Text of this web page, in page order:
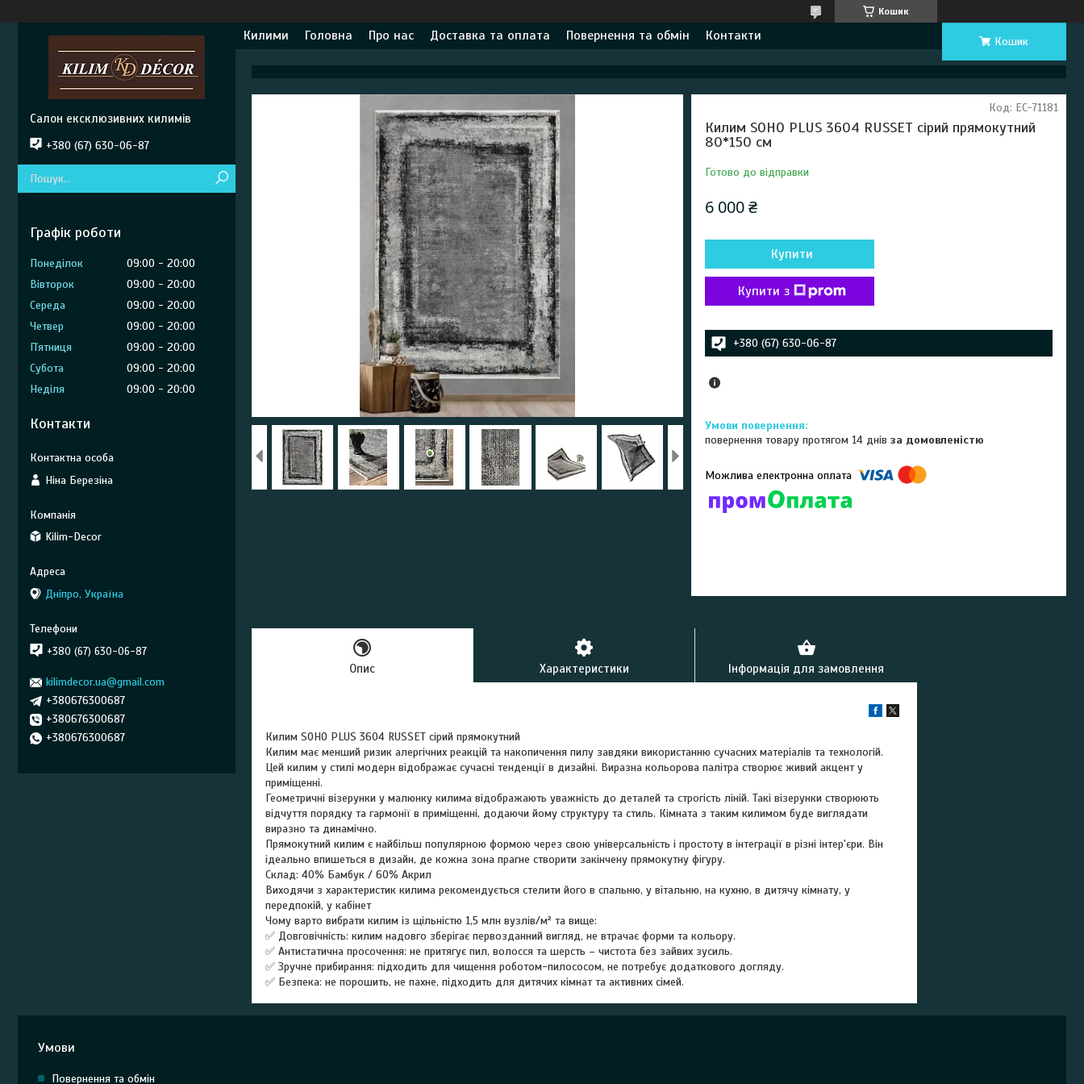
Кошик
Килими Головна Про нас Доставка та оплата Повернення та обмін Контакти Кошик
Килим SOHO PLUS 3604 RUSSET сірий прямокутний
80*150 см
Готово до відправки
Код: EC-71181
6 000 ₴
Купити
Купити з
+380 (67) 630-06-87
повернення товару протягом 14 днівза домовленістю
Опис Характеристики Інформація для замовлення
Килим SOHO PLUS 3604 RUSSET сірий прямокутний
Килим має менший ризик алергічних реакцій та накопичення пилу завдяки використанню сучасних матеріалів та технологій.
Цей килим у стилі модерн відображає сучасні тенденції в дизайні. Виразна кольорова палітра створює живий акцент у
приміщенні.
Геометричні візерунки у малюнку килима відображають уважність до деталей та строгість ліній. Такі візерунки створюють
відчуття порядку та гармонії в приміщенні, додаючи йому структуру та стиль. Кімната з таким килимом буде виглядати
виразно та динамічно.
Прямокутний килим є найбільш популярною формою через свою універсальність і простоту в інтеграції в різні інтер'єри. Він
ідеально впишеться в дизайн, де кожна зона прагне створити закінчену прямокутну фігуру.
Склад: 40% Бамбук / 60% Акрил
Виходячи з характеристик килима рекомендується стелити його в спальню, у вітальню, на кухню, в дитячу кімнату, у
передпокій, у кабінет
Чому варто вибрати килим із щільністю 1,5 млн вузлів/м² та вище:
✅ Довговічність: килим надовго зберігає первозданний вигляд, не втрачає форми та кольору.
✅ Антистатична просочення: не притягує пил, волосся та шерсть – чистота без зайвих зусиль.
✅ Зручне прибирання: підходить для чищення роботом-пилососом, не потребує додаткового догляду.
✅ Безпека: не порошить, не пахне, підходить для дитячих кімнат та активних сімей.
Салон ексклюзивних килимів
+380 (67) 630-06-87
Графік роботи
Понеділок 09:00
20:00
Вівторок
09:00
20:00
Середа
09:00
20:00
Четвер
09:00
20:00
Пʼятниця
09:00
20:00
Субота
09:00
20:00
Неділя
09:00 20:00
Контакти
Ніна Березіна
Kilim-Decor
Дніпро, Україна
+380 (67) 630-06-87
kilimdecor.ua@gmail.com
+380676300687
+380676300687
+380676300687
Умови
Повернення та обмін